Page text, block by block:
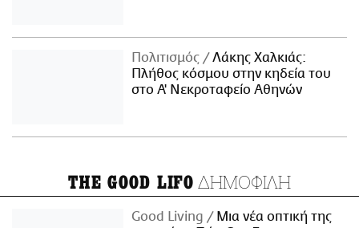
Πολιτισμός
Λάκης Χαλκιάς:
Πλήθος κόσμου στην κηδεία του
στο Α' Νεκροταφείο Αθηνών
THE GOOD LIFO ΔΗΜΟΦΙΛΗ
Good Living
Μια νέα οπτική της